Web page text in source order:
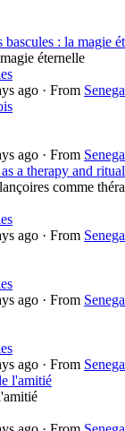
: la magie
éternelle
ago · From
ago · From
a therapy and ritual
comme
ago · From
ago · From
ago · From
l'amitié